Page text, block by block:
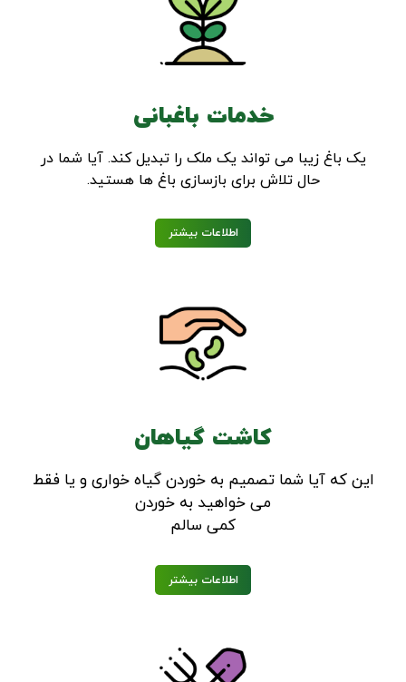
خدمات باغبانی
یک باغ زیبا می تواند یک ملک را تبدیل کند. آیا شما در
حال تلاش برای بازسازی باغ ها هستید.
اطلاعات بیشتر
کاشت گیاهان
این که آیا شما تصمیم به خوردن گیاه خواری و یا فقط
می خواهید به خوردن
کمی سالم
اطلاعات بیشتر